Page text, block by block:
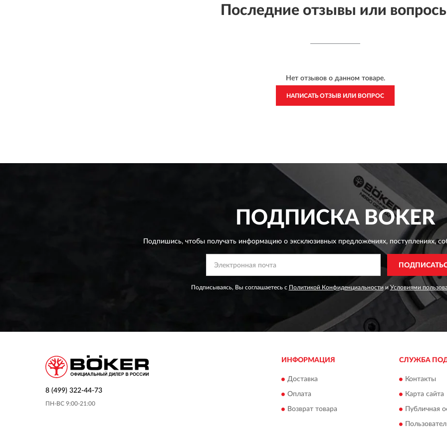
Последние отзывы или
Нет отзывов о данном товаре.
НАПИСАТЬ ОТЗЫВ ИЛИ ВОПРОС
ПОДПИСКАBOKER
Подпишись, чтобы получать информацию о эксклюзивных предложениях,поступлениях,
Подписываясь, Вы соглашаетесь с Политикой Конфиденциальности иУсловиями
8 (499) 322-44-73
ПН-ВС 9:00-21:00
ИНФОРМАЦИЯ
Доставка
Оплата
Возврат товара
СЛУЖБА
Контакты
Карта сайта
Публичная